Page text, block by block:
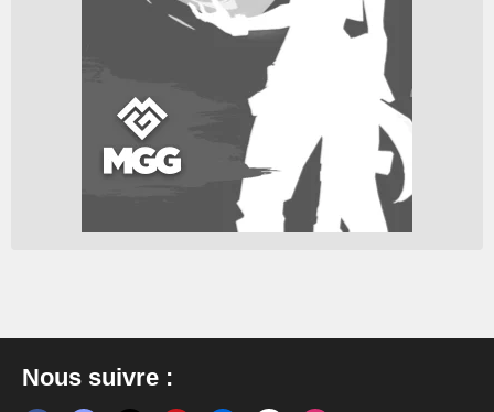
Nous suivre :